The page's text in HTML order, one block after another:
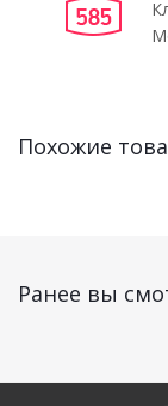
Похожие
Ранее вы